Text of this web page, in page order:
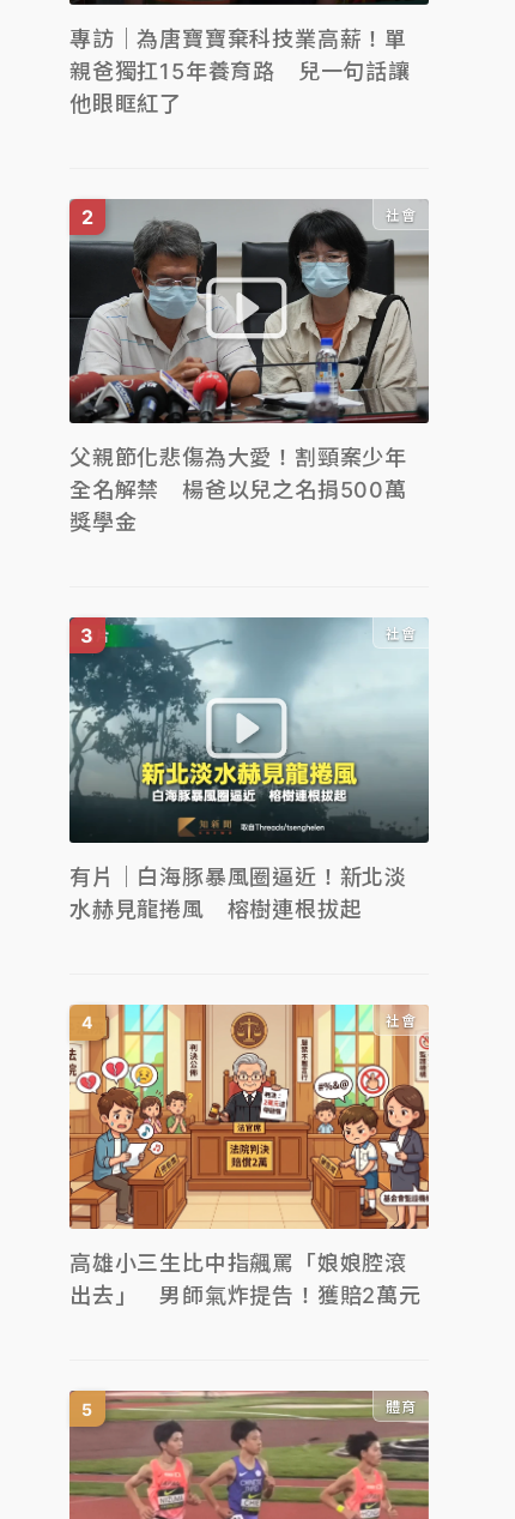
專訪｜為唐寶寶棄科技業高薪！單
親爸獨扛15年養育路 兒一句話讓
他眼眶紅了
社會
父親節化悲傷為大愛！割頸案少年
全名解禁 楊爸以兒之名捐500萬
獎學金
社會
有片｜白海豚暴風圈逼近！新北淡
水赫見龍捲風 榕樹連根拔起
社會
高雄小三生比中指飆罵「娘娘腔滾
出去」 男師氣炸提告！獲賠2萬元
體育